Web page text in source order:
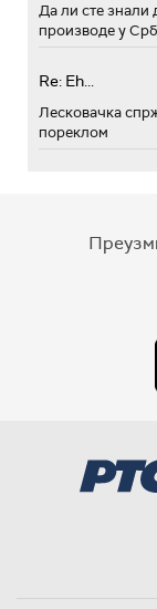
Да ли сте знали
производе у
Re: Eh...
Лесковачка
пореклом